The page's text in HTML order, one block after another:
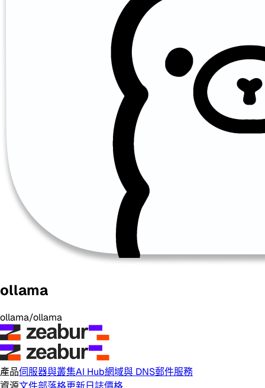
ollama
ollama/ollama
產品伺服器與叢集AI Hub網域與 DNS郵件服務